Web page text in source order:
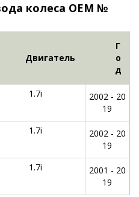
колеса OEM №
Двигатель
Г
о
д
1.7i
2002 - 20
19
1.7i
2002 - 20
19
1.7i
2001 - 20
19